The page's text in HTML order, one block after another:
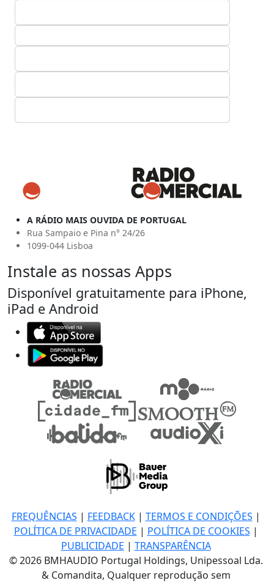
A RÁDIO MAIS OUVIDA DE PORTUGAL
Rua Sampaio e Pina n° 24/26
1099-044 Lisboa
Instale as nossas Apps
Disponível gratuitamente para iPhone,
iPad e Android
FREQUÊNCIAS | FEEDBACK| TERMOS E CONDIÇÕES |
POLÍTICA DE PRIVACIDADE | POLÍTICA DE COOKIES |
PUBLICIDADE | TRANSPARÊNCIA
© 2026 BMHAUDIO Portugal Holdings, Unipessoal Lda.
& Comandita, Qualquer reprodução sem